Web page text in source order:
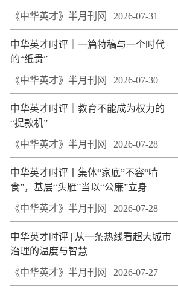
《中华英才》半月刊网 2026-07-31
中华英才时评｜一篇特稿与一个时代
的“纸贵”
《中华英才》半月刊网 2026-07-30
中华英才时评｜教育不能成为权力的
“提款机”
《中华英才》半月刊网 2026-07-28
中华英才时评丨集体“家底”不容“啃
食”，基层“头雁”当以“公廉”立身
《中华英才》半月刊网 2026-07-28
中华英才时评 | 从一条热线看超大城市
治理的温度与智慧
《中华英才》半月刊网 2026-07-27